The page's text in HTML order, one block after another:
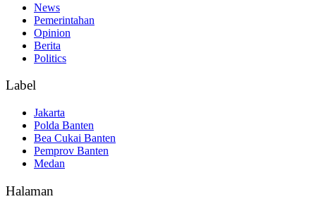
News
Pemerintahan
Opinion
Berita
Politics
Label
Jakarta
Polda Banten
Bea Cukai Banten
Pemprov Banten
Medan
Halaman